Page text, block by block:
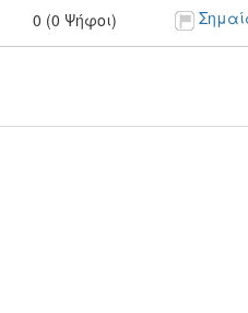
0 (0 Ψήφοι)